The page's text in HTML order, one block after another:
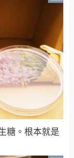
糖。根本就是